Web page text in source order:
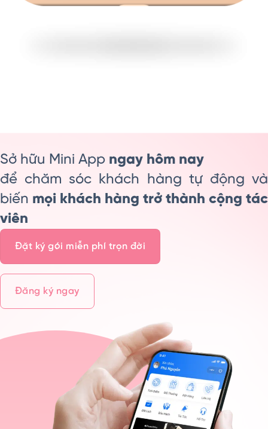
Sở hữu Mini App ngay hôm nay
để chăm sóc khách hàng tự động và
biến mọi khách hàng trở thành cộng tác
viên
Đặt ký gói miễn phí trọn đời
Đăng ký ngay